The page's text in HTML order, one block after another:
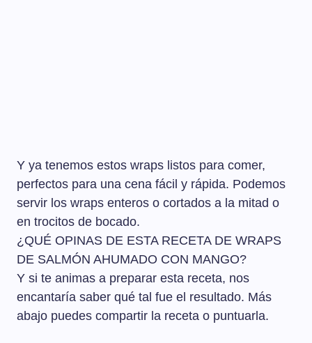
Y ya tenemos estos wraps listos para comer,
perfectos para una cena fácil y rápida. Podemos
servir los wraps enteros o cortados a la mitad o
en trocitos de bocado.
¿QUÉ OPINAS DE ESTA RECETA DE WRAPS
DE SALMÓN AHUMADO CON MANGO?
Y si te animas a preparar esta receta, nos
encantaría saber qué tal fue el resultado. Más
abajo puedes compartir la receta o puntuarla.